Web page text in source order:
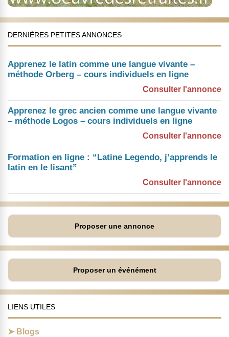
DERNIÈRES PETITES ANNONCES
Apprenez le latin comme une langue vivante –
méthode Orberg – cours individuels en ligne
Consulter l'annonce
Apprenez le grec ancien comme une langue vivante
– méthode Logos – cours individuels en ligne
Consulter l'annonce
Formation en ligne : “Latine Legendo, j’apprends le
latin en le lisant”
Consulter l'annonce
Proposer une annonce
Proposer un événément
LIENS UTILES
Blogs